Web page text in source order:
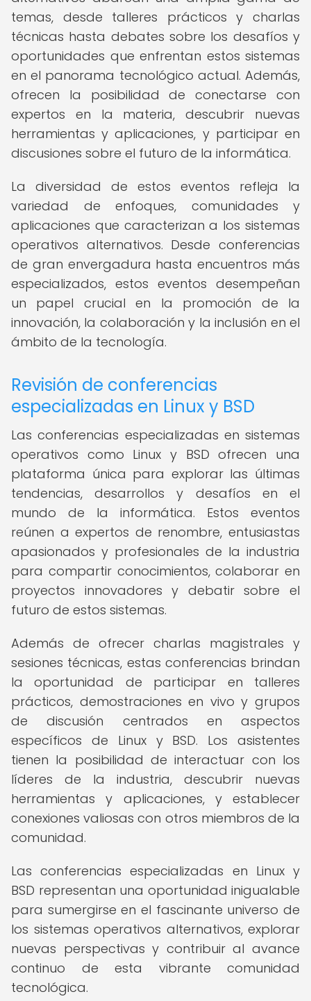
temas, desde talleres prácticos y charlas
técnicas hasta debates sobre los desafíos y
oportunidades que enfrentan estos sistemas
en el panorama tecnológico actual. Además,
ofrecen la posibilidad de conectarse con
expertos en la materia, descubrir nuevas
herramientas y aplicaciones, y participar en
discusiones sobre el futuro de la informática.
La diversidad de estos eventos refleja la
variedad de enfoques, comunidades y
aplicaciones que caracterizan a los sistemas
operativos alternativos. Desde conferencias
de gran envergadura hasta encuentros más
especializados, estos eventos desempeñan
un papel crucial en la promoción de la
innovación, la colaboración y la inclusión en el
ámbito de la tecnología.
Revisión de conferencias
especializadas en Linux y BSD
Las conferencias especializadas en sistemas
operativos como Linux y BSD ofrecen una
plataforma única para explorar las últimas
tendencias, desarrollos y desafíos en el
mundo de la informática. Estos eventos
reúnen a expertos de renombre, entusiastas
apasionados y profesionales de la industria
para compartir conocimientos, colaborar en
proyectos innovadores y debatir sobre el
futuro de estos sistemas.
Además de ofrecer charlas magistrales y
sesiones técnicas, estas conferencias brindan
la oportunidad de participar en talleres
prácticos, demostraciones en vivo y grupos
de discusión centrados en aspectos
específicos de Linux y BSD. Los asistentes
tienen la posibilidad de interactuar con los
líderes de la industria, descubrir nuevas
herramientas y aplicaciones, y establecer
conexiones valiosas con otros miembros de la
comunidad.
Las conferencias especializadas en Linux y
BSD representan una oportunidad inigualable
para sumergirse en el fascinante universo de
los sistemas operativos alternativos, explorar
nuevas perspectivas y contribuir al avance
continuo de esta vibrante comunidad
tecnológica.